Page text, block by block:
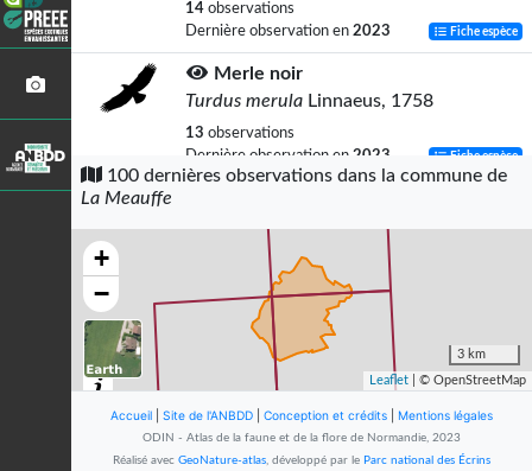
14 observations
Dernière observation en 2023 Fiche espèce
Merle noir
Turdus merula Linnaeus, 1758
13 observations
Dernière observation en 2023 Fiche espèce
Calopteryx virgo(Linnaeus, 1758)
observations
Dernière observation en
2019
Vipère péliade (La)
Vipera berus
(Linnaeus, 1758)
observations
Mésange charbonnière
100 dernières observations dans la commune de
La Meauffe
+
−
3 km
Leaflet | © OpenStreetMap
Accueil Site de l'ANBDD Conception et crédits Mentions légales
ODIN - Atlas de la faune et de la flore de Normandie, 2023
Réalisé avec GeoNature-atlas, développé par le Parc national des Écrins